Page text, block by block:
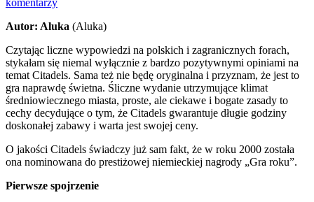
Autor: Aluka (Aluka)
Czytając liczne wypowiedzi na polskich i zagranicznych forach,
stykałam się niemal wyłącznie z bardzo pozytywnymi opiniami na
temat Citadels. Sama też nie będę oryginalna i przyznam, że jest to
gra naprawdę świetna. Śliczne wydanie utrzymujące klimat
średniowiecznego miasta, proste, ale ciekawe i bogate zasady to
cechy decydujące o tym, że Citadels gwarantuje długie godziny
doskonałej zabawy i warta jest swojej ceny.
O jakości Citadels świadczy już sam fakt, że w roku 2000 została
ona nominowana do prestiżowej niemieckiej nagrody „Gra roku”.
Pierwsze spojrzenie